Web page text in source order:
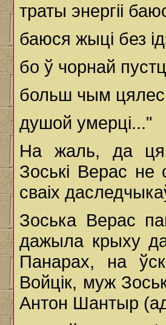
траты энергіі
баюся жыці без
бо ў чорнай
больш чым
душой умерці..."
На жаль, да
Зоські Верас не
сваіх
Зоська Верас
дажыла крыху
Панарах, на
Войцік, муж
Антон Шантыр